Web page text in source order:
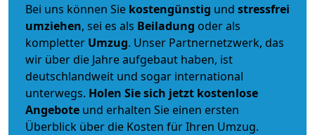
Bei uns können Sie kostengünstig und stressfrei
umziehen, sei es als Beiladung oder als
kompletter Umzug. Unser Partnernetzwerk, das
wir über die Jahre aufgebaut haben, ist
deutschlandweit und sogar international
unterwegs. Holen Sie sich jetzt kostenlose
Angebote und erhalten Sie einen ersten
Überblick über die Kosten für Ihren Umzug.